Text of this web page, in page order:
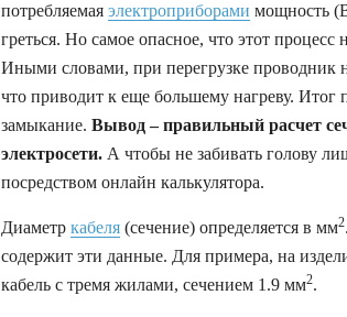
потребляемая электроприборами мощность
греться. Но самое опасное, что этот процесс
Иными словами, при перегрузке проводник
что приводит к еще большему нагреву. Итог
замыкание. Вывод – правильный расчет
электросети. А чтобы не забивать голову
посредством онлайн калькулятора.
Диаметр кабеля (сечение) определяется в мм2
содержит эти данные. Для примера, на
кабель с тремя жилами, сечением 1.9 мм2.